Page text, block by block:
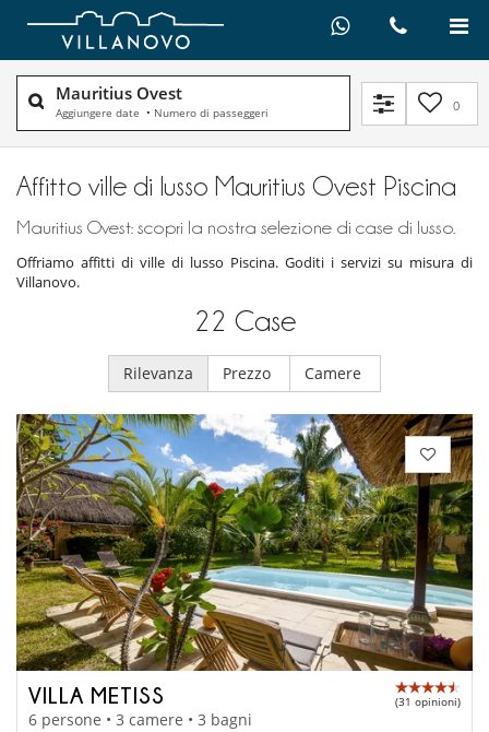
Mauritius Ovest
Aggiungere date • Numero di passeggeri 0
Affitto ville di lusso Mauritius Ovest Piscina
Mauritius Ovest: scopri la nostra selezione di case di lusso.
Offriamo affitti di ville di lusso Piscina. Goditi i servizi su misura di
Villanovo.
22 Case
Rilevanza Prezzo Camere
VILLA METISS (31 opinioni)
6 persone • 3 camere • 3 bagni